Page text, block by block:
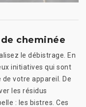
cheminée
le débistrage. En
initiatives qui sont
votre appareil. De
les résidus
: les bistres. Ces